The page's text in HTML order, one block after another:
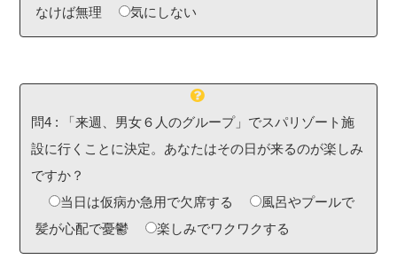
なけば無理
気にしない
問4 :
「来週、男女６人のグループ」でスパリゾート施
設に行くことに決定。あなたはその日が来るのが楽しみ
ですか？
当日は仮病か急用で欠席する
風呂やプールで
髪が心配で憂鬱
楽しみでワクワクする